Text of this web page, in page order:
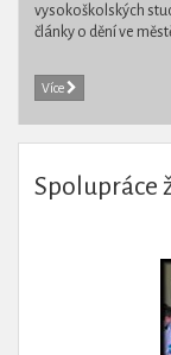
vysokoškolských
články o dění ve
Více
Spolupráce